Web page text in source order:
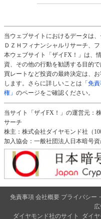
当ウェブサイトにおけるデータは
ＤＺＨフィナンシャルリサーチ、
本ウェブサイト「ザイFX！」は、
資、その他の行動を勧誘する目的
買レートなど投資の最終決定は、
します。さらに詳しいことは 「免
権」 のページをご確認ください。
当サイト「ザイFX！」の運営元：
サーチ
株主：株式会社ダイヤモンド社（
加入協会：一般社団法人日本暗号資
免責事項 会社概要 プライバシー
ダイヤモンド社のサイト
ダイ